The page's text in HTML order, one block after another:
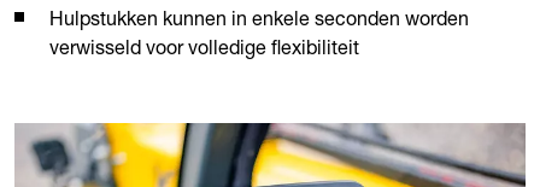
Hulpstukken kunnen in enkele seconden worden
verwisseld voor volledige flexibiliteit